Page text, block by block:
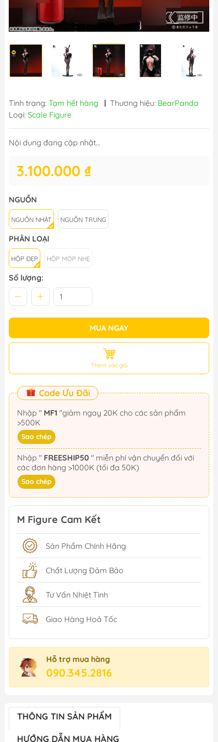
Tình trạng: Tạm hết hàng | Thương hiệu: BearPanda
Loại: Scale Figure
Nội dung đang cập nhật...
3.100.000 ₫
NGUỒN
NGUỒN NHẬT NGUỒN TRUNG
PHÂN LOẠI
HỘP ĐẸP HỘP MÓP NHẸ
Số lượng:
MUA NGAY
Thêm vào giỏ
Code Ưu Đãi
Nhập " MF1
>500K
Sao chép
Nhập " FREESHIP50
các đơn hàng >1000K (tối đa 50K)
Sao chép
M Figure Cam Kết
Sản Phẩm Chính Hãng
Chất Lượng Đảm Bảo
Tư Vấn Nhiệt Tình
Giao Hàng Hoả Tốc
Hỗ trợ mua hàng
090.345.2816
THÔNG TIN SẢN PHẨM
HƯỚNG DẪN MUA HÀNG